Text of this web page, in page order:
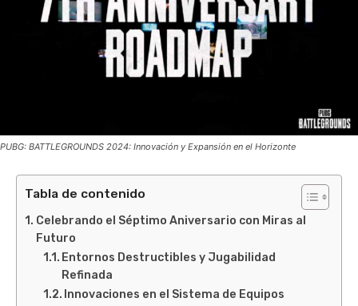
PUBG: BATTLEGROUNDS 2024: Innovación y Expansión en el Horizonte
Tabla de contenido
Celebrando el Séptimo Aniversario con Miras al
Futuro
Entornos Destructibles y Jugabilidad
Refinada
Innovaciones en el Sistema de Equipos